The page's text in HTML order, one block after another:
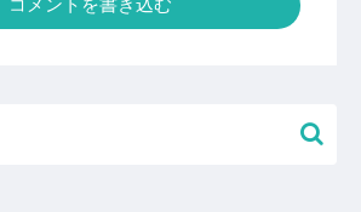
コメントを書き込む